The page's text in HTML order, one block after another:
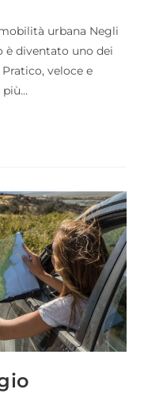
urbana Negli
diventato uno dei
veloce e
più…